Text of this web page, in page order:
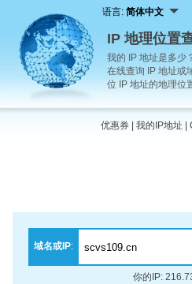
语言: 简体中文
IP 地理位置
我的 IP 地址是多少
在线查询 IP 地址或
位 IP 地址的地理位
优惠券 我的IP地址
域名或IP:
你的IP: